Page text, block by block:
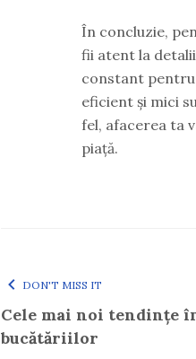
În concluzie,
fii atent la
constant
eficient și mici
fel, afacerea ta
piață.
DON'T MISS IT
Cele mai noi tendințe
bucătăriilor